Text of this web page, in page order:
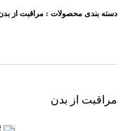
محصولات : مراقبت از بدن
از بدن